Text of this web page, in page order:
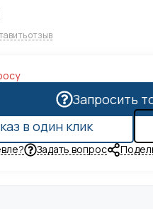
отзыв
Запросить
в один клик
Задать вопрос